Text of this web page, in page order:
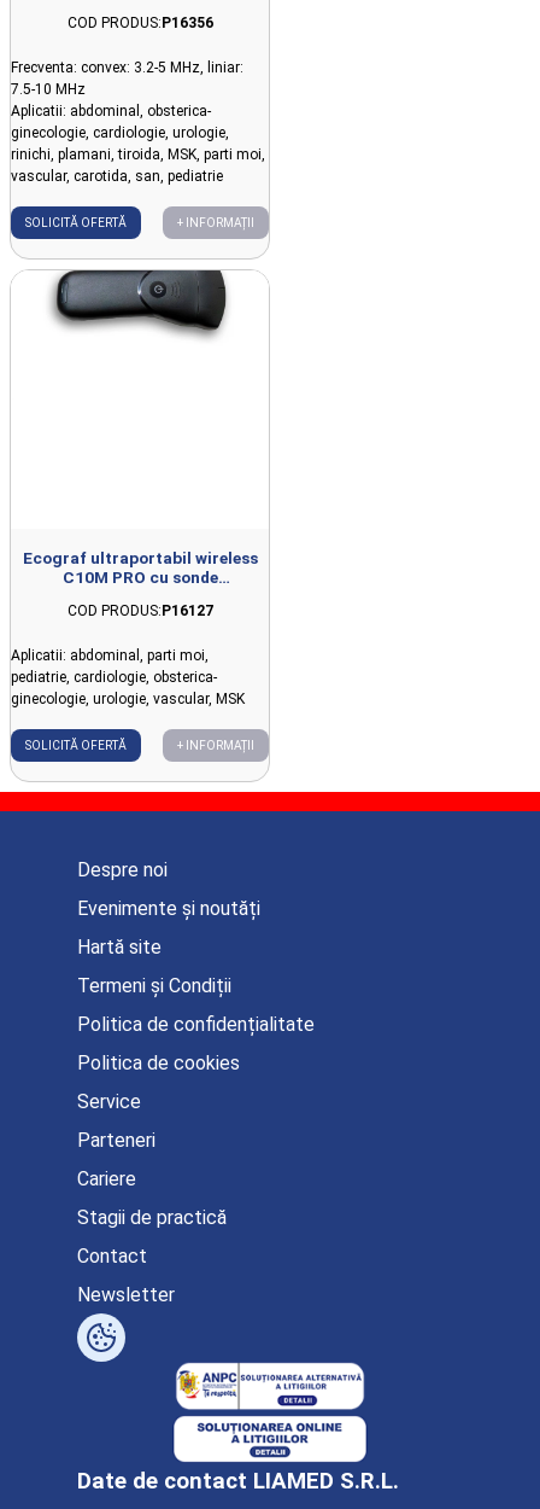
COD PRODUS:P16356
Frecventa: convex: 3.2-5 MHz, liniar:
7.5-10 MHz
Aplicatii: abdominal, obsterica-
ginecologie, cardiologie, urologie,
rinichi, plamani, tiroida, MSK, parti moi,
vascular, carotida, san, pediatrie
SOLICITĂ OFERTĂ + INFORMAȚII
Ecograf ultraportabil wireless
C10M PRO cu sonde
COD PRODUS:P16127
Aplicatii: abdominal, parti moi,
pediatrie, cardiologie, obsterica-
ginecologie, urologie, vascular, MSK
SOLICITĂ OFERTĂ + INFORMAȚII
Date de contact LIAMED S.R.L.
Despre noi
Evenimente și noutăți
Hartă site
Termeni și Condiții
Politica de confidențialitate
Politica de cookies
Service
Parteneri
Cariere
Stagii de practică
Contact
Newsletter